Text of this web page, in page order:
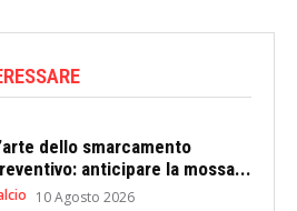
dello smarcamento
anticipare la mossa...
10 Agosto 2026